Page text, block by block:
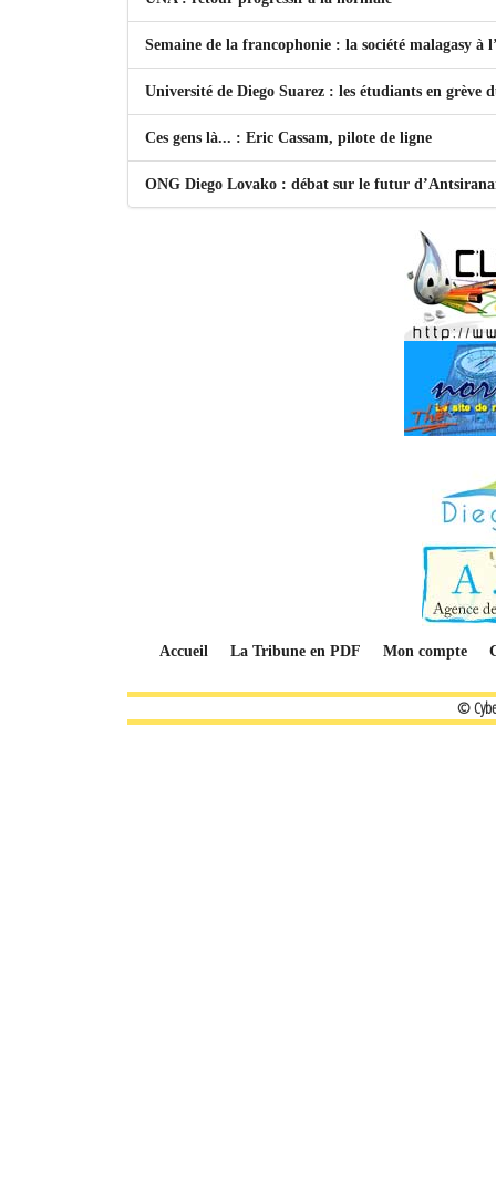
Semaine de la francophonie : la société malagasy à
Université de Diego Suarez : les étudiants en grève
Ces gens là... : Eric Cassam, pilote de ligne
ONG Diego Lovako : débat sur le futur
Accueil La Tribune en PDF Mon compte
©